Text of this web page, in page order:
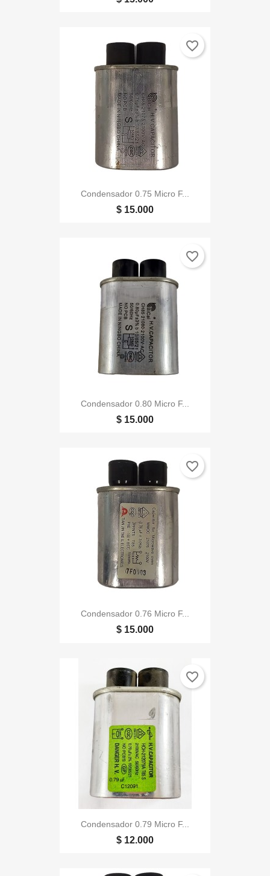
Condensador 0.75 Micro F...
$ 15.000
favorite_border
Condensador 0.80 Micro F...
$ 15.000
favorite_border
Condensador 0.76 Micro F...
$ 15.000
favorite_border
Condensador 0.79 Micro F...
$ 12.000
favorite_border